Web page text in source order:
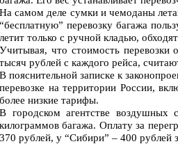
На самом деле сумки и чемоданы
“бесплатную” перевозку багажа
летит только с ручной кладью,
Учитывая, что стоимость перевозки
тысяч рублей с каждого рейса,
В пояснительной записке к
перевозке на территории России,
более низкие тарифы.
В городском агентстве воздушных
килограммов багажа. Оплату за
370 рублей, у “Сибири” – 400 рублей